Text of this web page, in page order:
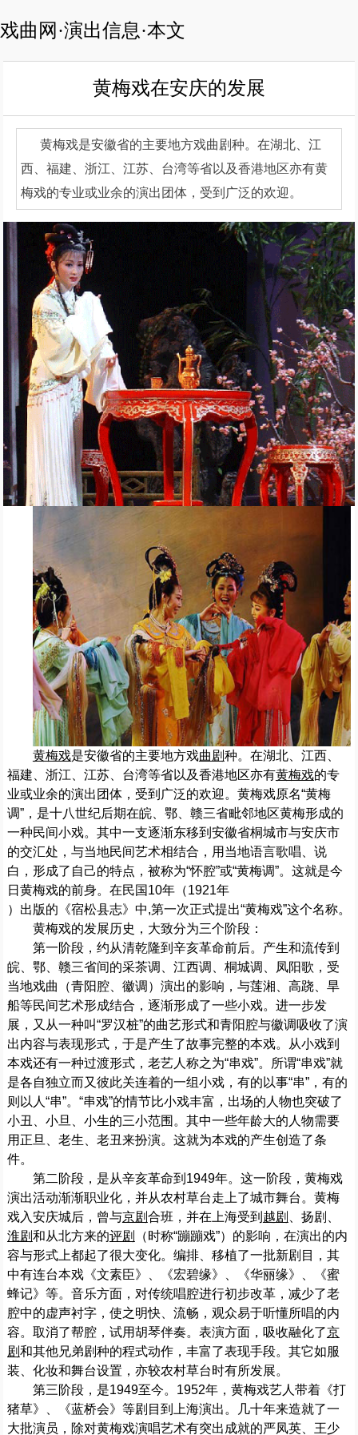
戏曲网·演出信息·本文
黄梅戏在安庆的发展
黄梅戏是安徽省的主要地方戏曲剧种。在湖北、江
西、福建、浙江、江苏、台湾等省以及香港地区亦有黄
梅戏的专业或业余的演出团体，受到广泛的欢迎。
黄梅戏是安徽省的主要地方戏曲剧种。在湖北、江西、
福建、浙江、江苏、台湾等省以及香港地区亦有黄梅戏的专
业或业余的演出团体，受到广泛的欢迎。黄梅戏原名“黄梅
调”，是十八世纪后期在皖、鄂、赣三省毗邻地区黄梅形成的
一种民间小戏。其中一支逐渐东移到安徽省桐城市与安庆市
的交汇处，与当地民间艺术相结合，用当地语言歌唱、说
白，形成了自己的特点，被称为“怀腔”或“黄梅调”。这就是今
日黄梅戏的前身。在民国10年（1921年
）出版的《宿松县志》中,第一次正式提出“黄梅戏”这个名称。
黄梅戏的发展历史，大致分为三个阶段：
第一阶段，约从清乾隆到辛亥革命前后。产生和流传到
皖、鄂、赣三省间的采茶调、江西调、桐城调、凤阳歌，受
当地戏曲（青阳腔、徽调）演出的影响，与莲湘、高跷、旱
船等民间艺术形成结合，逐渐形成了一些小戏。进一步发
展，又从一种叫“罗汉桩”的曲艺形式和青阳腔与徽调吸收了演
出内容与表现形式，于是产生了故事完整的本戏。从小戏到
本戏还有一种过渡形式，老艺人称之为“串戏”。所谓“串戏”就
是各自独立而又彼此关连着的一组小戏，有的以事“串”，有的
则以人“串”。“串戏”的情节比小戏丰富，出场的人物也突破了
小丑、小旦、小生的三小范围。其中一些年龄大的人物需要
用正旦、老生、老丑来扮演。这就为本戏的产生创造了条
件。
第二阶段，是从辛亥革命到1949年。这一阶段，黄梅戏
演出活动渐渐职业化，并从农村草台走上了城市舞台。黄梅
戏入安庆城后，曾与京剧合班，并在上海受到 越剧
、扬剧、
淮剧和从北方来的评剧
（时称“蹦蹦戏”）的影响，在演出的内
容与形式上都起了很大变化。编排、移植了一批新剧目，其
中有连台本戏《文素臣》、《宏碧缘》、《华丽缘》、《蜜
蜂记》等。音乐方面，对传统唱腔进行初步改革，减少了老
腔中的虚声衬字，使之明快、流畅，观众易于听懂所唱的内
容。取消了帮腔，试用胡琴伴奏。表演方面，吸收融化了京
剧和其他兄弟剧种的程式动作，丰富了表现手段。其它如服
装、化妆和舞台设置，亦较农村草台时有所发展。
第三阶段，是1949至今。1952年，黄梅戏艺人带着《打
猪草》、《蓝桥会》等剧目到上海演出。几十年来造就了一
大批演员，除对黄梅戏演唱艺术有突出成就的严凤英、王少